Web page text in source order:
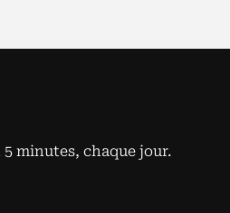
minutes, chaque jour.